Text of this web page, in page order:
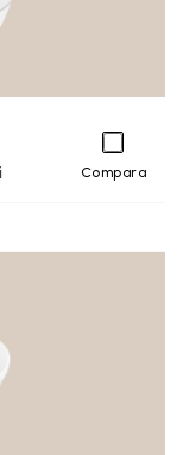
Compara